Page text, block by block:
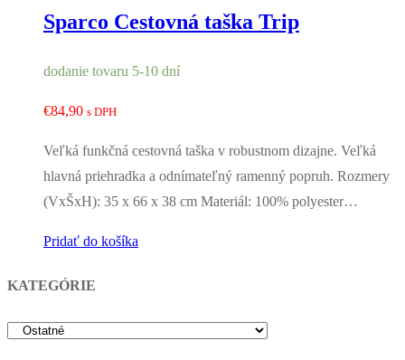
Sparco Cestovná taška Trip
dodanie tovaru 5-10 dní
€84,90 s DPH
Veľká funkčná cestovná taška v robustnom dizajne. Veľká
hlavná priehradka a odnímateľný ramenný popruh. Rozmery
(VxŠxH): 35 x 66 x 38 cm Materiál: 100% polyester…
Pridať do košíka
KATEGÓRIE